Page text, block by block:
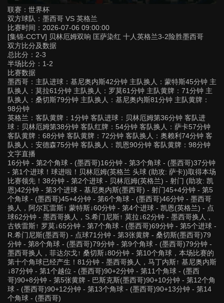
联赛： 世界杯
双方球队： 墨西哥 VS 英格兰
比赛时间： 2026-07-06 09:00:00
[集锦-CCTV] 贝林厄姆双响 匡萨染红 十人英格兰3-2险胜墨西哥
双方比分及数据
总比分：2-3
半场比分：1-2
比赛数据
墨西哥：主队进球：基尼奥内斯42分钟 主队换人：蒙特斯45分钟 主
队换人：莫拉61分钟 主队换人：罗莫61分钟 主队黄牌：71分钟 主
队换人：桑切斯79分钟 主队换人：基尼奥内斯81分钟 主队黄牌：
98分钟
英格兰：客队黄牌：1分钟 客队进球：贝林厄姆第36分钟 客队进
球：贝林厄姆第38分钟 客队红牌：54分钟 客队换人：萨卡57分钟
客队黄牌：68分钟 客队黄牌：72分钟 客队换人：奥赖利74分钟 客
队换人：安德森75分钟 客队换人：凯恩90分钟 客队黄牌：98分钟
文字直播
16分钟 - 第2个角球 - (墨西哥)16分钟 - 第3个角球 - (墨西哥)37分钟
- 第1个进球！球进啦！贝林厄姆(英格兰 头球 (助攻: 萨卡))取得本场
比赛领先！38分钟 - 第2个进球 - 贝林厄姆(英格兰) - 射门 (助攻: 凯
恩)42分钟 - 第3个进球 - 基尼奥内斯(墨西哥) - 射门45+4分钟 - 第5
个角球 - (墨西哥)45+4分钟 - 第6个角球 - (墨西哥)46分钟 - 墨西哥
换人，阿尔瓦雷斯↑ 蒙特斯↓60分钟 - 第4个进球 - 凯恩(英格兰) - 点
球62分钟 - 墨西哥换人，S.希门尼斯↑ 莫拉↓62分钟 - 墨西哥换人，
古铁雷斯↑ 罗莫↓65分钟 - 第7个角球 - (墨西哥)69分钟 - 第5个进球 -
R.希门尼斯(墨西哥) - 点球71分钟 - 第3张黄牌 - 桑切斯(墨西哥)79
分钟 - 第8个角球 - (墨西哥)79分钟 - 第9个角球 - (墨西哥)79分钟 -
墨西哥换人，菲达尔戈↑ 桑切斯↓80分钟 - 第10个角球，本场比赛的
第十个角球已经产生！81分钟 - 墨西哥换人，马丁内斯↑ 基尼奥内斯
↓87分钟 - 第1个越位 - (墨西哥)90+2分钟 - 第11个角球 - (墨西
哥)90+8分钟 - 第5张黄牌 - 巴斯克斯(墨西哥)90+10分钟 - 第12个角
球 - (墨西哥)90+12分钟 - 第13个角球 - (墨西哥)90+13分钟 - 第14
个角球 - (墨西哥)